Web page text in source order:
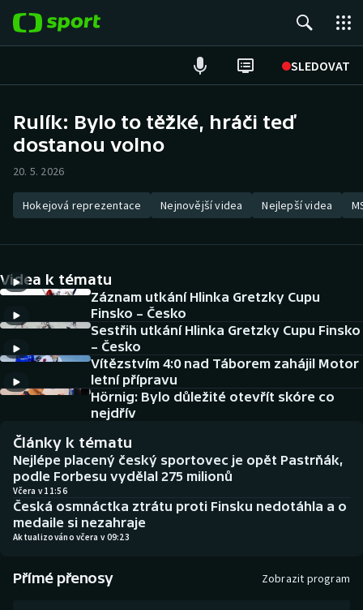
SLEDOVAT
Hokej
Atletika
DALŠÍ SPORTY
Americký fotbal
Baseball a softbal
Biatlon
Boby a skeleton
Box
Curling
NEPŘEHLÉDNĚTE
Historické návraty
Aplikace ČT sport
AZ kvíz
Rulík: Bylo to těžké, hráči teď
dostanou volno
20. 5. 2026
Hokejová reprezentace Nejnovější videa Nejlepší videa
Videa k tématu
Záznam utkání Hlinka Gretzky Cupu
Finsko – Česko
Sestřih utkání Hlinka Gretzky Cupu Finsko
– Česko
Vítězstvím 4:0 nad Táborem zahájil Motor
letní přípravu
Hörnig: Bylo důležité otevřít skóre co
nejdřív
Články k tématu
Nejlépe placený český sportovec je opět Pastrňák,
podle Forbesu vydělal 275 milionů
Včera v 11:56
Česká osmnáctka ztrátu proti Finsku nedotáhla a o
medaile si nezahraje
Aktualizováno včera v 09:23
Přímé přenosy Zobrazit program